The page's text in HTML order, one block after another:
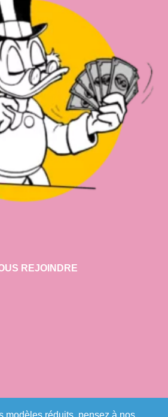
modèles réduits, pensez à nos
REJOINDRE